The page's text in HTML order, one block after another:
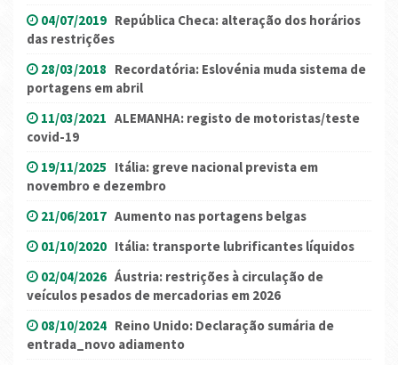
04/07/2019 República Checa: alteração dos horários
das restrições
28/03/2018 Recordatória: Eslovénia muda sistema de
portagens em abril
11/03/2021 ALEMANHA: registo de motoristas/teste
covid-19
19/11/2025 Itália: greve nacional prevista em
novembro e dezembro
21/06/2017 Aumento nas portagens belgas
01/10/2020 Itália: transporte lubrificantes líquidos
02/04/2026 Áustria: restrições à circulação de
veículos pesados ​​de mercadorias em 2026
08/10/2024 Reino Unido: Declaração sumária de
entrada_novo adiamento